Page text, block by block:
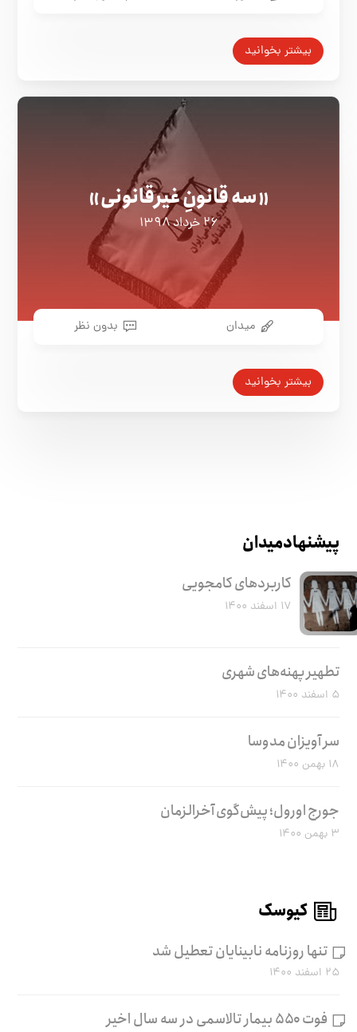
بیشتر بخوانید
«سه قانونِ غیرقانونی»
۲۶ خرداد ۱۳۹۸
میدان بدون نظر
بیشتر بخوانید
پیشنهاد میدان
کاربرد‌های کامجویی
۱۷ اسفند ۱۴۰۰
تطهیر پهنه‌های شهری
۵ اسفند ۱۴۰۰
سر آویزان مدوسا
۱۸ بهمن ۱۴۰۰
جورج اورول؛ پیش‌گوی آخرالزمان
۳ بهمن ۱۴۰۰
کیوسک
تنها روزنامه نابینایان تعطیل شد
۲۵ اسفند ۱۴۰۰
فوت ۵۵۰ بیمار تالاسمی در سه سال اخیر